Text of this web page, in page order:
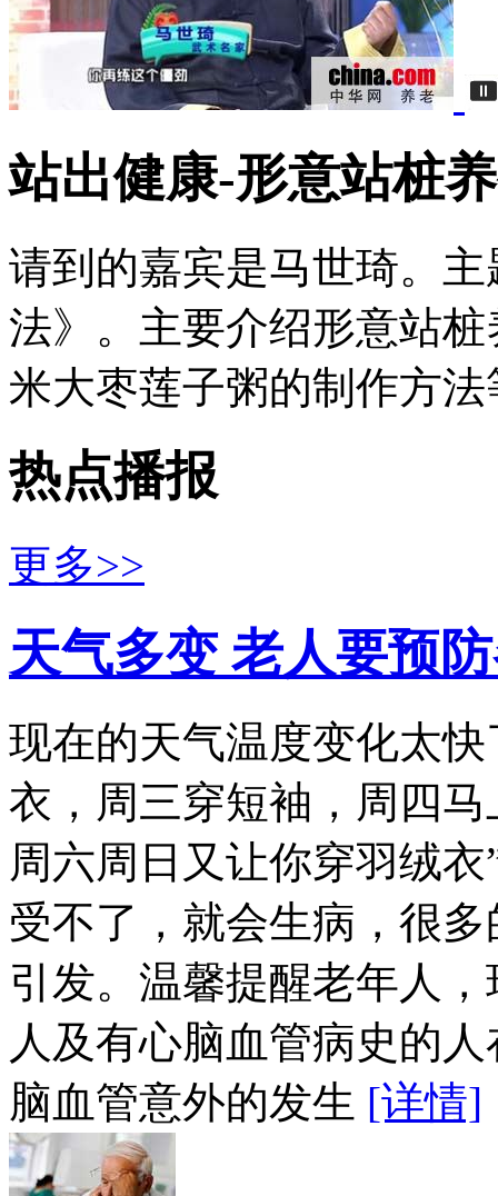
站出健康-形意站桩
请到的嘉宾是马世琦。
法》。主要介绍形意站
米大枣莲子粥的制作方
热点播报
更多>>
天气多变 老人要预
现在的天气温度变化太
衣，周三穿短袖，周四
周六周日又让你穿羽绒
受不了，就会生病，很
引发。温馨提醒老年人
人及有心脑血管病史的
脑血管意外的发生 [详情]